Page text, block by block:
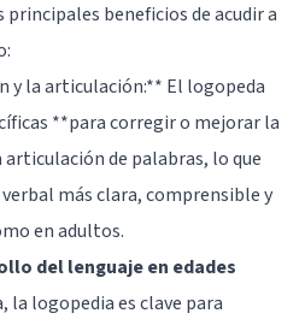
beneficios de acudir a
y la articulación:** El logopeda
**para corregir o mejorar la
articulación de palabras, lo que
más clara, comprensible y
en adultos.
del lenguaje en edades
la logopedia es clave para